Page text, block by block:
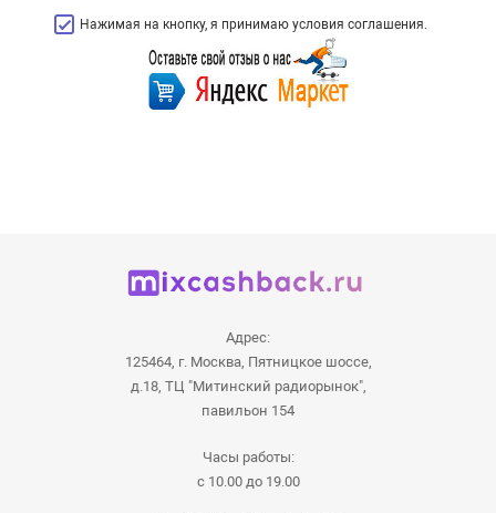
Нажимая на кнопку, я принимаю условия соглашения.
Адрес:
125464, г. Москва, Пятницкое шоссе,
д.18, ТЦ "Митинский радиорынок",
павильон 154
Часы работы:
с 10.00 до 19.00